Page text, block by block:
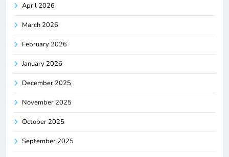
April 2026
March 2026
February 2026
January 2026
December 2025
November 2025
October 2025
September 2025